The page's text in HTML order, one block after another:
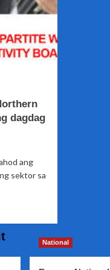
dagdag
ang
sektor sa
National